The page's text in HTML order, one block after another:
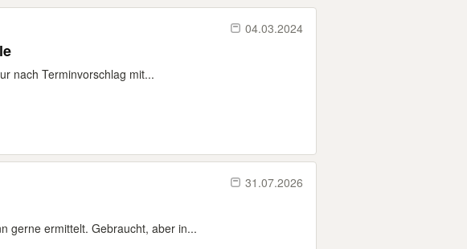
04.03.2024
nach Terminvorschlag mit...
31.07.2026
gerne ermittelt. Gebraucht, aber in...